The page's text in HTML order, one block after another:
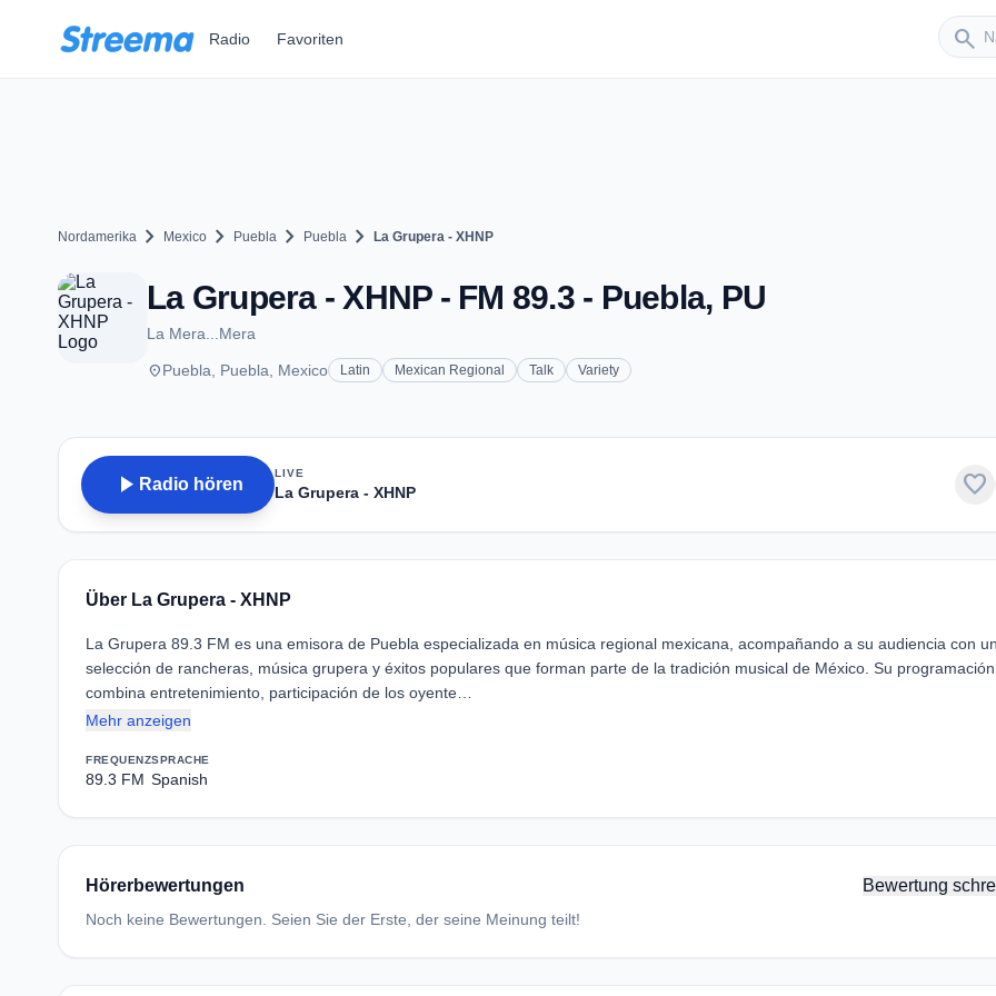
Radio Favoriten search
Sender
Nordamerika chevron_right Mexico chevron_right Puebla chevron_right Puebla chevron_right La Grupera - XHNP
La Grupera - XHNP - FM 89.3 - Puebla, PU
La Mera...Mera
placePuebla, Puebla, Mexico Latin Mexican Regional Talk Variety
play_arrow Radio hören
LIVE
La Grupera - XHNP favorite
Über La Grupera - XHNP
La Grupera 89.3 FM es una emisora de Puebla especializada en música regional mexicana, acompañando a su audiencia con
selección de rancheras, música grupera y éxitos populares que forman parte de la tradición musical de México. Su programación
combina entretenimiento, participación de los oyente…
Mehr anzeigen
FREQUENZ
89.3 FM
SPRACHE
Spanish
Hörerbewertungen Bewertung
Noch keine Bewertungen. Seien Sie der Erste, der seine Meinung teilt!